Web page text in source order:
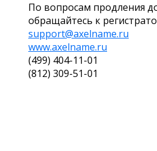
По вопросам продления
обращайтесь к
support@axelname.ru
www.axelname.ru
(499) 404-11-01
(812) 309-51-01